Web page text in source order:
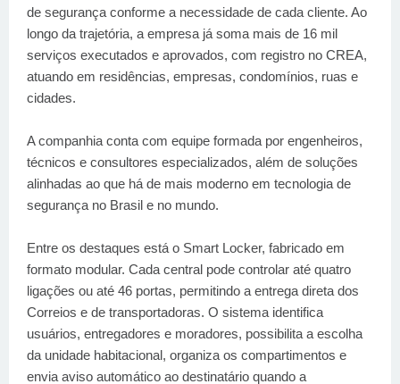
de segurança conforme a necessidade de cada cliente. Ao
longo da trajetória, a empresa já soma mais de 16 mil
serviços executados e aprovados, com registro no CREA,
atuando em residências, empresas, condomínios, ruas e
cidades.
A companhia conta com equipe formada por engenheiros,
técnicos e consultores especializados, além de soluções
alinhadas ao que há de mais moderno em tecnologia de
segurança no Brasil e no mundo.
Entre os destaques está o Smart Locker, fabricado em
formato modular. Cada central pode controlar até quatro
ligações ou até 46 portas, permitindo a entrega direta dos
Correios e de transportadoras. O sistema identifica
usuários, entregadores e moradores, possibilita a escolha
da unidade habitacional, organiza os compartimentos e
envia aviso automático ao destinatário quando a